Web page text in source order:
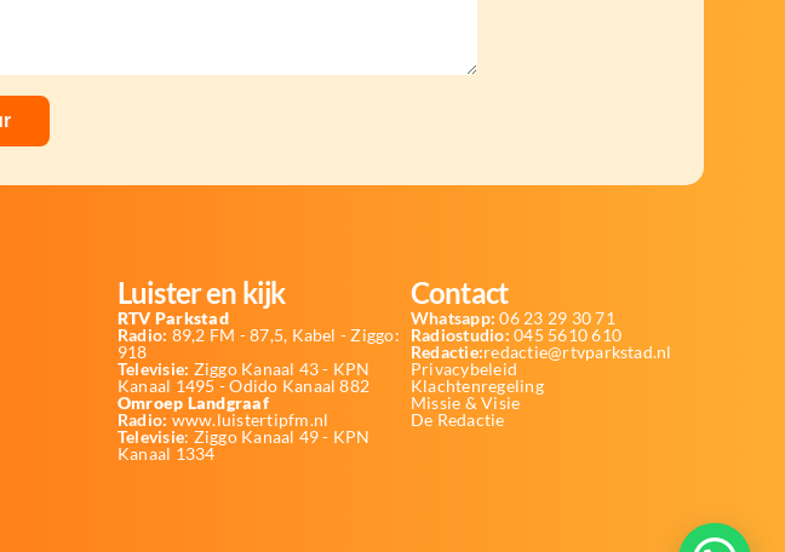
Luister en kijk
RTV Parkstad
Radio: 89,2 FM - 87,5, Kabel - Ziggo:
918
Televisie: Ziggo Kanaal 43 - KPN
Kanaal 1495 - Odido Kanaal 882
Omroep Landgraaf
Radio: www.luistertipfm.nl
Televisie: Ziggo Kanaal 49 - KPN
Kanaal 1334
Contact
Whatsapp: 06 23 29 30 71
Radiostudio: 045 5610 610
Redactie:redactie@rtvparkstad.nl
Privacybeleid
Klachtenregeling
Missie & Visie
De Redactie